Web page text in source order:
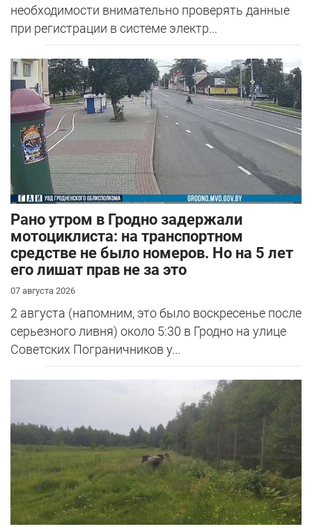
необходимости внимательно проверять данные
при регистрации в системе электр...
Рано утром в Гродно задержали
мотоциклиста: на транспортном
средстве не было номеров. Но на 5 лет
его лишат прав не за это
07 августа 2026
2 августа (напомним, это было воскресенье после
серьезного ливня) около 5:30 в Гродно на улице
Советских Пограничников у...